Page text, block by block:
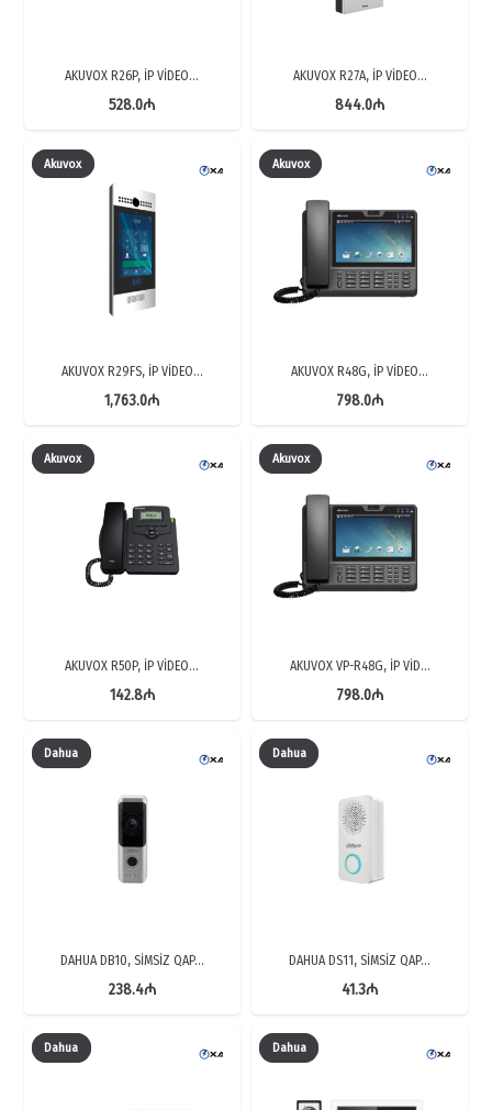
AKUVOX R26P, İP VİDEO…
528.0₼
AKUVOX R27A, İP VİDEO…
844.0₼
Akuvox
AKUVOX R29FS, İP VİDEO…
1,763.0₼
Akuvox
AKUVOX R48G, İP VİDEO…
798.0₼
Akuvox
AKUVOX R50P, İP VİDEO…
142.8₼
Akuvox
AKUVOX VP-R48G, İP VİD…
798.0₼
Dahua
DAHUA DB10, SİMSİZ QAP…
238.4₼
Dahua
DAHUA DS11, SİMSİZ QAP…
41.3₼
Dahua Dahua